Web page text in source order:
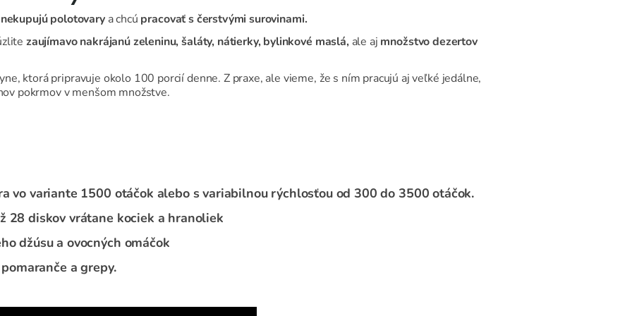
nekupujú polotovarya chcú pracovať s čerstvými surovinami.
zaujímavo nakrájanú zeleninu, šaláty, nátierky, bylinkové maslá,ale aj množstvo dezertov
ktorá pripravuje okolo 100 porcií denne. Z praxe, ale vieme, že s ním pracujú aj veľké jedálne,
pokrmov v menšom množstve.
vo variante 1500 otáčok alebo s variabilnou rýchlosťou od 300 do 3500 otáčok.
28 diskov vrátane kociek a hranoliek
džúsu a ovocných omáčok
a grepy.